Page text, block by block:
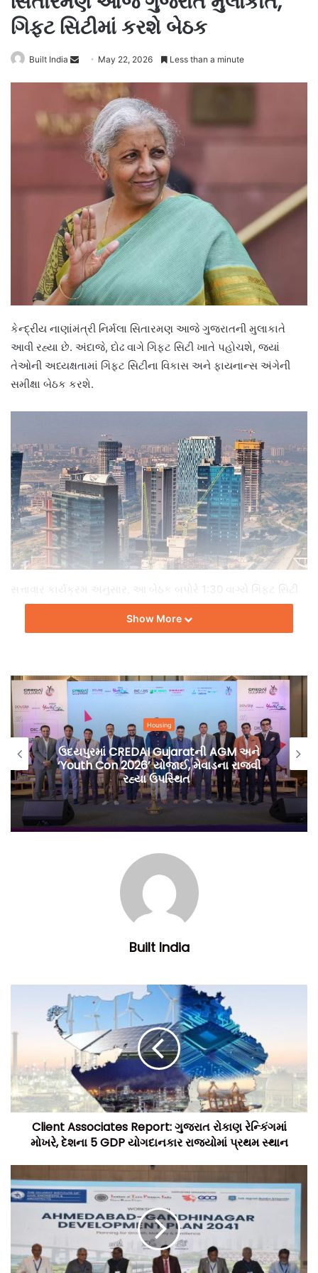
ગિફ્ટ સિટીમાં કરશે બેઠક
Built India
Send
email
May 22, 2026 Less than a minute
કેન્દ્રીય નાણાંમંત્રી નિર્મલા સિતારમણ આજે ગુજરાતની મુલાકાતે
આવી રહ્યા છે. અંદાજે, દોઢ વાગે ગિફ્ટ સિટી ખાતે પહોચશે, જ્યાં
તેઓની અધ્યક્ષતામાં ગિફ્ટ સિટીના વિકાસ અને ફાયનાન્સ અંગેની
સમીક્ષા બેઠક કરશે.
સત્તાવાર કાર્યક્રમ અનુસાર, આ બેઠક બપોરે 1:30 વાગ્યે ગિફ્ટ સિટી
ક્લબ ખાતે યોજાશે. સમીક્ષા બેઠકમાં ગિફ્ટ સિટી સાથે સંબંધિત
વિકાસકાર્યો અને ચાલુ પહેલોની સમીક્ષા કરવામાં આવશે તેવી શક્યતા
આ બેઠકમાં વરિષ્ઠ અધિકારીઓ અને વિવિધ હિતધારકો ભાગ લેશે તેવી
સંભાવના છે. બેઠકના એજન્ડા અંગેની વધુ વિગતો હજુ પ્રાપ્ત થવાની
બાકી છે.
ટીમ બિલ્ટ ઈન્ડિયા.
Show More
Housing
ઉદયપુરમાં CREDAI Gujaratની AGM અને
‘Youth Con 2026’ યોજાઈ, મેવાડના રાજવી
રહ્યા ઉપસ્થિત
Built India
Client Associates Report: ગુજરાત રોકાણ રેન્કિંગમાં
મોખરે, દેશના 5 GDP યોગદાનકાર રાજ્યોમાં પ્રથમ સ્થાન